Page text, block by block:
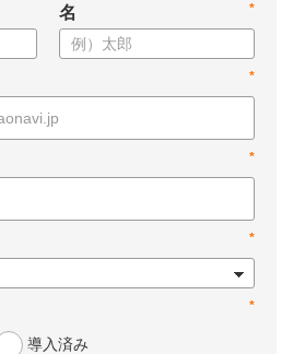
*
名
*
*
*
*
導入済み